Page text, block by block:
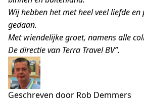
Wij hebben het met heel veel liefde en
gedaan.
Met vriendelijke groet, namens alle
De directie van Terra Travel BV”.
Geschreven door Rob Demmers